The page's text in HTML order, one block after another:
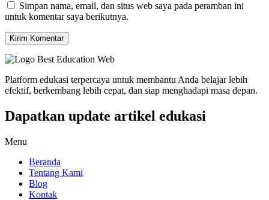
Simpan nama, email, dan situs web saya pada peramban ini
untuk komentar saya berikutnya.
Platform edukasi terpercaya untuk membantu Anda belajar lebih
efektif, berkembang lebih cepat, dan siap menghadapi masa depan.
Dapatkan update artikel edukasi
Menu
Beranda
Tentang Kami
Blog
Kontak